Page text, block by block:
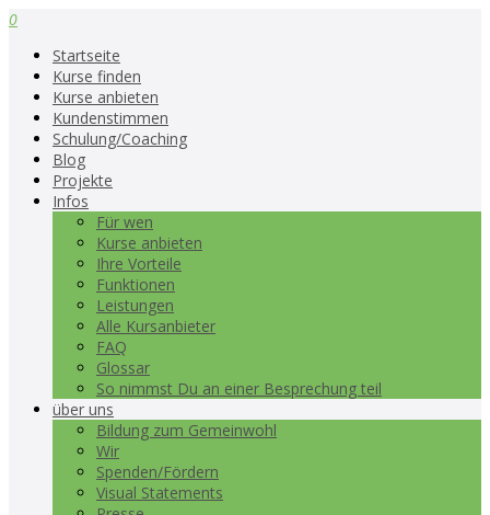
0
Startseite
Kurse finden
Kurse anbieten
Kundenstimmen
Schulung/Coaching
Blog
Projekte
Infos
Für wen
Kurse anbieten
Ihre Vorteile
Funktionen
Leistungen
Alle Kursanbieter
FAQ
Glossar
So nimmst Du an einer Besprechung teil
über uns
Bildung zum Gemeinwohl
Wir
Spenden/Fördern
Visual Statements